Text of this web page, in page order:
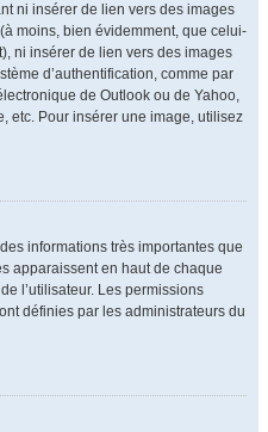
ni insérer de lien vers des images
moins, bien évidemment, que celui-
ni insérer de lien vers des images
d’authentification, comme par
de Outlook ou de Yahoo,
etc. Pour insérer une image, utilisez
informations très importantes que
apparaissent en haut de chaque
l’utilisateur. Les permissions
définies par les administrateurs du